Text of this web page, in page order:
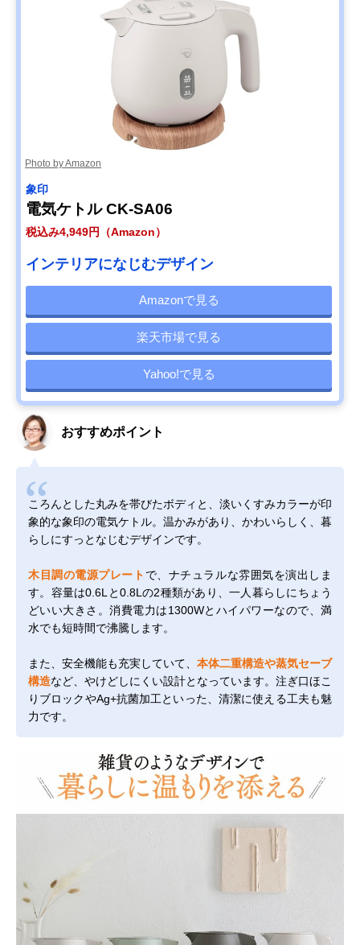
Photo by Amazon
象印
電気ケトル CK-SA06
税込み4,949円（Amazon）
インテリアになじむデザイン
Amazonで見る
楽天市場で見る
Yahoo!で見る
おすすめポイント
ころんとした丸みを帯びたボディと、淡いくすみカラーが印
象的な象印の電気ケトル。温かみがあり、かわいらしく、暮
らしにすっとなじむデザインです。
木目調の電源プレート で、ナチュラルな雰囲気を演出しま
す。容量は0.6Lと0.8Lの2種類があり、一人暮らしにちょう
どいい大きさ。消費電力は1300Wとハイパワーなので、満
水でも短時間で沸騰します。
また、安全機能も充実していて、 本体二重構造や蒸気セーブ
構造など、やけどしにくい設計となっています。注ぎ口ほこ
りブロックやAg+抗菌加工といった、清潔に使える工夫も魅
力です。